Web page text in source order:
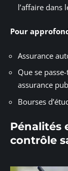
l’affaire dans
Pour
Assurance
Que se
assurance
Bourses
Pénalités
contrôle